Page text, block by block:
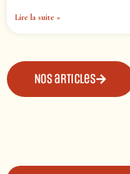
Lire la suite »
Nos articles